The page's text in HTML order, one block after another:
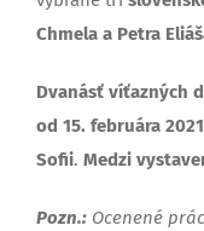
Chmela a Petra
Dvanásť víťazných
od 15. februára
Sofii. Medzi
Pozn.: Ocenené